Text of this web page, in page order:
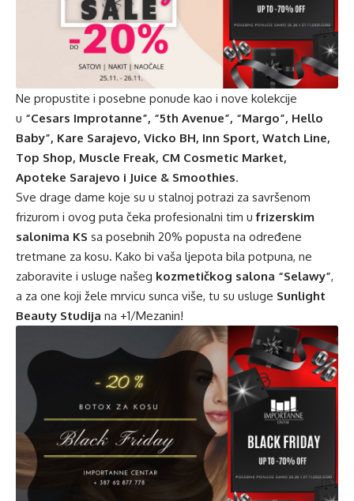
Ne propustite i posebne ponude kao i nove kolekcije
u “Cesars Improtanne”, “5th Avenue”, “Margo”, Hello
Baby”, Kare Sarajevo, Vicko BH, Inn Sport, Watch Line,
Top Shop, Muscle Freak, CM Cosmetic Market,
Apoteke Sarajevo i Juice & Smoothies.
Sve drage dame koje su u stalnoj potrazi za savršenom
frizurom i ovog puta čeka profesionalni tim ufrizerskim
salonima KS sa posebnih 20% popusta na određene
tretmane za kosu. Kako bi vaša ljepota bila potpuna, ne
zaboravite i usluge našeg kozmetičkog salona “Selawy”,
a za one koji žele mrvicu sunca više, tu su usluge Sunlight
Beauty Studija na +1/Mezanin!